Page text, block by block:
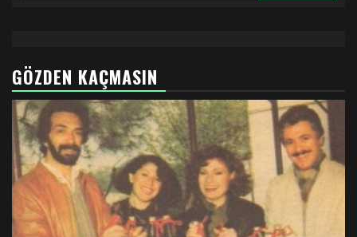
GÖZDEN KAÇMASIN